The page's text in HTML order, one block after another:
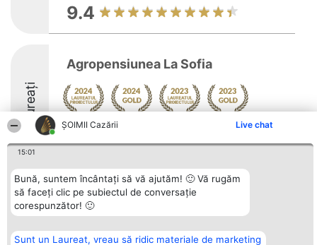
ȘOIMII Cazării Live chat
15:01
Bună, suntem încântați să vă ajutăm! 🙂 Vă rugăm
să faceți clic pe subiectul de conversație
corespunzător! 🙂
Sunt un Laureat, vreau să ridic materiale de marketing
9.4
Laureați
Agropensiunea La Sofia
Arată mai multe >>
Organizator Ranking
BRIGHT SOLUTIONS BR SRL
Sc. A Et. 4 Ap. 13 Cod 061952
Câștigătorii
Laureaților
Contact